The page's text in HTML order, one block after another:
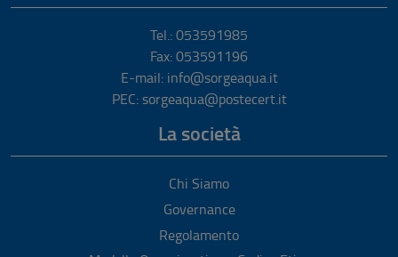
Tel.: 053591985
Fax: 053591196
E-mail: info@sorgeaqua.it
PEC: sorgeaqua@postecert.it
La società
Chi Siamo
Governance
Regolamento